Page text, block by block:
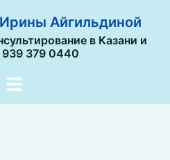
Айгильдиной
в Казани и
939 379 0440